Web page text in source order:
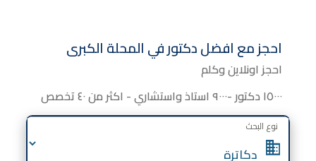
احجز مع افضل دكتور في المحلة الكبرى
احجز اونلاين وكلم
١٥٠٠٠ دكتور -٩٠٠٠ استاذ واستشاري - اكثر من ٤٠ تخصص
نوع البحث